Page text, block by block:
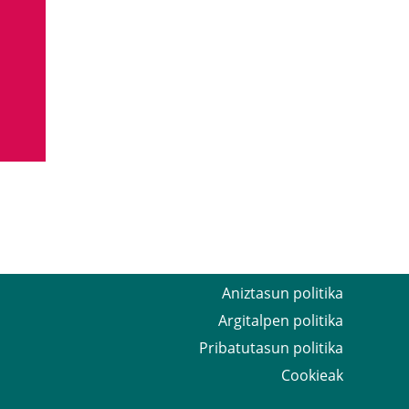
Aniztasun politika
Argitalpen politika
Pribatutasun politika
Cookieak